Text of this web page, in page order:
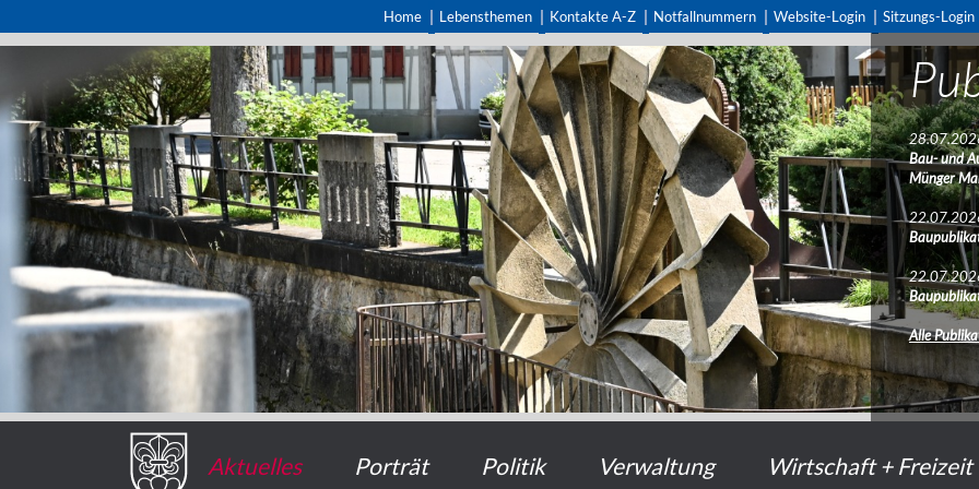
Home Lebensthemen Kontakte A-Z Notfallnummern Website-Login Sitzungs-Login
Bau- und
Münger
Alle
Tag der
bauen
Alle
Aktuelles Porträt Politik Verwaltung Wirtschaft + Freizeit